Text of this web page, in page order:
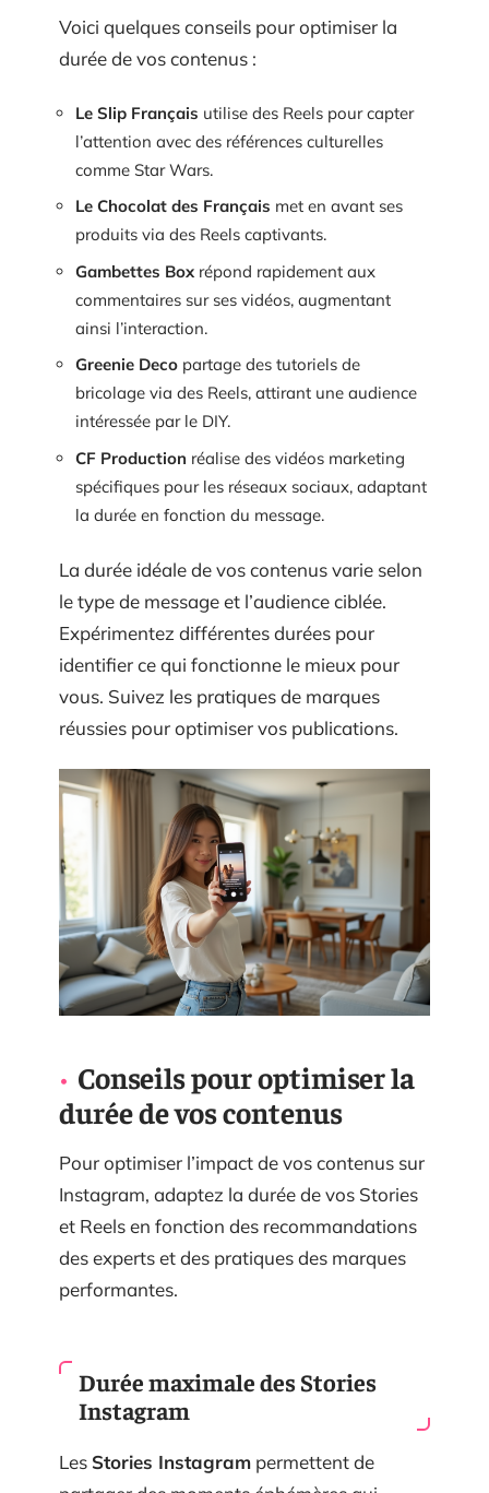
Voici quelques conseils pour optimiser la
durée de vos contenus :
Le Slip Français utilise des Reels pour capter
l’attention avec des références culturelles
comme Star Wars.
Le Chocolat des Français met en avant ses
produits via des Reels captivants.
Gambettes Box répond rapidement aux
commentaires sur ses vidéos, augmentant
ainsi l’interaction.
Greenie Deco partage des tutoriels de
bricolage via des Reels, attirant une audience
intéressée par le DIY.
CF Production réalise des vidéos marketing
spécifiques pour les réseaux sociaux, adaptant
la durée en fonction du message.
La durée idéale de vos contenus varie selon
le type de message et l’audience ciblée.
Expérimentez différentes durées pour
identifier ce qui fonctionne le mieux pour
vous. Suivez les pratiques de marques
réussies pour optimiser vos publications.
Conseils pour optimiser la
durée de vos contenus
Pour optimiser l’impact de vos contenus sur
Instagram, adaptez la durée de vos Stories
et Reels en fonction des recommandations
des experts et des pratiques des marques
performantes.
Durée maximale des Stories
Instagram
Les Stories Instagram permettent de